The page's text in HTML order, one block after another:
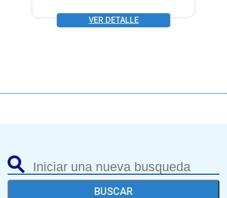
VER DETALLE
BUSCAR